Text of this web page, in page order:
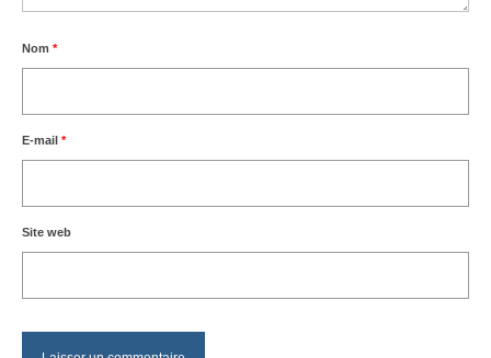
Nom *
E-mail *
Site web